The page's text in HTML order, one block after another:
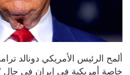
ألمح الرئيس الأمريكي دونالد
خاصة أمريكية في إيران في حال